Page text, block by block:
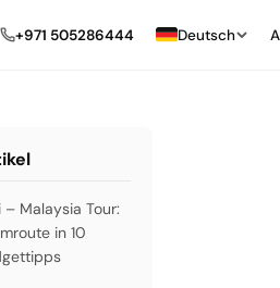
+971 505286444 Deutsch
Malaysia Tour:
in 10